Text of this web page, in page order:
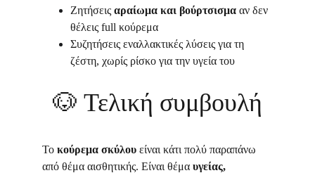
Ζητήσεις αραίωμα και βούρτσισμα αν δεν
θέλεις full κούρεμα
Συζητήσεις εναλλακτικές λύσεις για τη
ζέστη, χωρίς ρίσκο για την υγεία του
🐶 Τελική συμβουλή
Το κούρεμα σκύλου είναι κάτι πολύ παραπάνω
από θέμα αισθητικής. Είναι θέμα υγείας,